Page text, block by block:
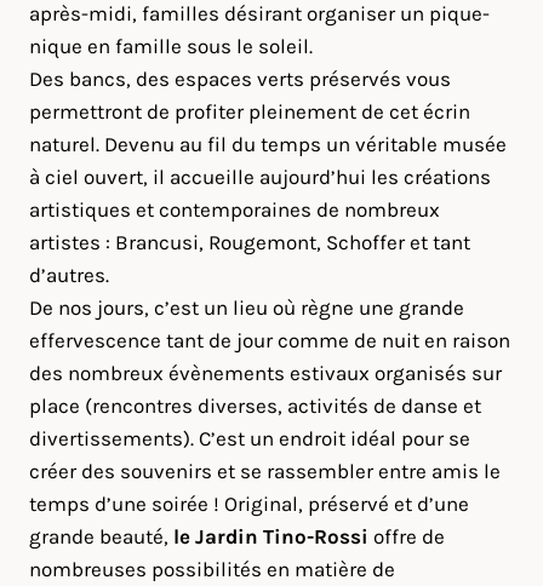
après-midi, familles désirant organiser un pique-
nique en famille sous le soleil.
Des bancs, des espaces verts préservés vous
permettront de profiter pleinement de cet écrin
naturel. Devenu au fil du temps un véritable musée
à ciel ouvert, il accueille aujourd’hui les créations
artistiques et contemporaines de nombreux
artistes : Brancusi, Rougemont, Schoffer et tant
d’autres.
De nos jours, c’est un lieu où règne une grande
effervescence tant de jour comme de nuit en raison
des nombreux évènements estivaux organisés sur
place (rencontres diverses, activités de danse et
divertissements). C’est un endroit idéal pour se
créer des souvenirs et se rassembler entre amis le
temps d’une soirée ! Original, préservé et d’une
grande beauté, le Jardin Tino-Rossi offre de
nombreuses possibilités en matière de